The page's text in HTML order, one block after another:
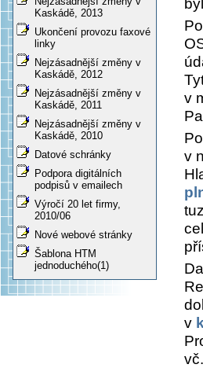
Kaskádě, 2013
Ukončení provozu faxové
linky
Nejzásadnější změny v
Kaskádě, 2012
Nejzásadnější změny v
Kaskádě, 2011
Nejzásadnější změny v
Kaskádě, 2010
Datové schránky
Podpora digitálních
podpisů v emailech
Výročí 20 let firmy,
2010/06
Nové webové stránky
Šablona HTM
jednoduchého(1)
v
v
v